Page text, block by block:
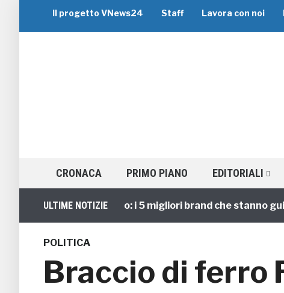
Il progetto VNews24 Staff Lavora con noi
CRONACA PRIMO PIANO EDITORIALI
ULTIME NOTIZIE
Viaggi di Gruppo: i 5 migliori brand che stanno
POLITICA
Braccio di ferro